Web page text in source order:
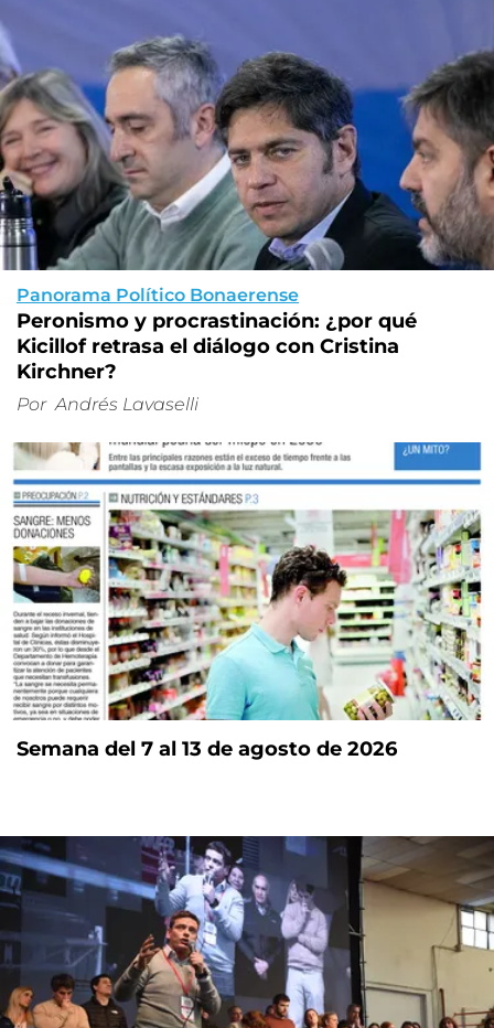
Panorama Político Bonaerense
Peronismo y procrastinación: ¿por qué
Kicillof retrasa el diálogo con Cristina
Kirchner?
Por Andrés Lavaselli
Semana del 7 al 13 de agosto de 2026